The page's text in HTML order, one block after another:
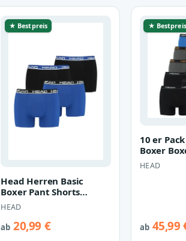
★ Bestpreis
Head Herren Basic
Boxer Pant Shorts
Unterwäsche Unterhose
4 er Pack
HEAD
ab 20,99 €
★ Bestpreis
10 er
Boxer
Pant
HEAD
ab45,99